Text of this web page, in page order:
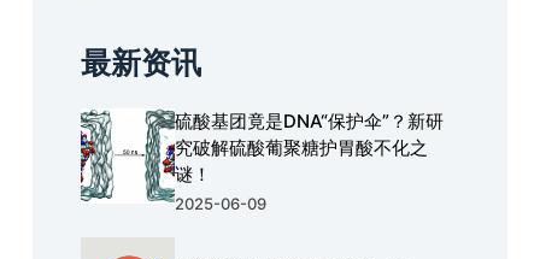
最新资讯
硫酸基团竟是DNA“保护伞”？新研
究破解硫酸葡聚糖护胃酸不化之
谜！
2025-06-09